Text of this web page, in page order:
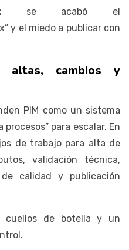
se acabó el
y el miedo a publicar con
altas, cambios y
PIM como un sistema
para escalar. En
de trabajo para alta de
validación técnica,
calidad y publicación
cuellos de botella y un